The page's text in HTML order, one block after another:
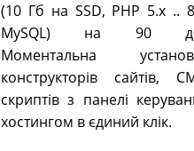
(10 Гб на SSD, PHP 5.х ..
MySQL) на 90
Моментальна
конструкторів сайтів,
скриптів з панелі
хостингом в єдиний клік.